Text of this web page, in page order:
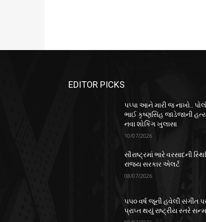
EDITOR PICKS
પપ્પા આને મારી જ નાખો..
ભાઈ કૃષ્ણસિંહ જાડેજાની
નવા શોકિંગ ખુલાસા
10/07/2026
સૌરાષ્ટ્રમાં ભારે વરસાદની
રાજ્ય સરકાર એલર્ટ
08/07/2026
૫૫૦ વર્ષ જૂની હવેલી સંગીત
પ્રાપ્ત થયું રાષ્ટ્રીય સ્તરે